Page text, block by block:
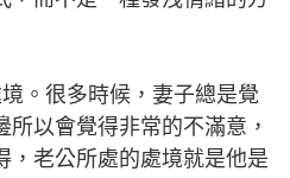
。很多時候，妻子總是覺
以會覺得非常的不滿意，
，老公所處的處境就是他是